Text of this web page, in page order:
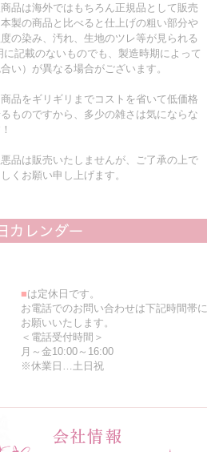
品は海外ではもちろん正規品として販売
製の商品と比べると仕上げの粗い部分や
の染み、汚れ、生地のツレ等が見られる
記載のないものでも、製造時期によって
い）が異なる場合がございます。
品をギリギリまでコストを省いて低価格
ものですから、多少の雑さは気にならな
品は販売いたしませんが、ご了承の上で
くお願い申し上げます。
■は定休日です。
お電話でのお問い合わせは下記時間帯に
お願いいたします。
＜電話受付時間＞
月～金10:00～16:00
※休業日…土日祝